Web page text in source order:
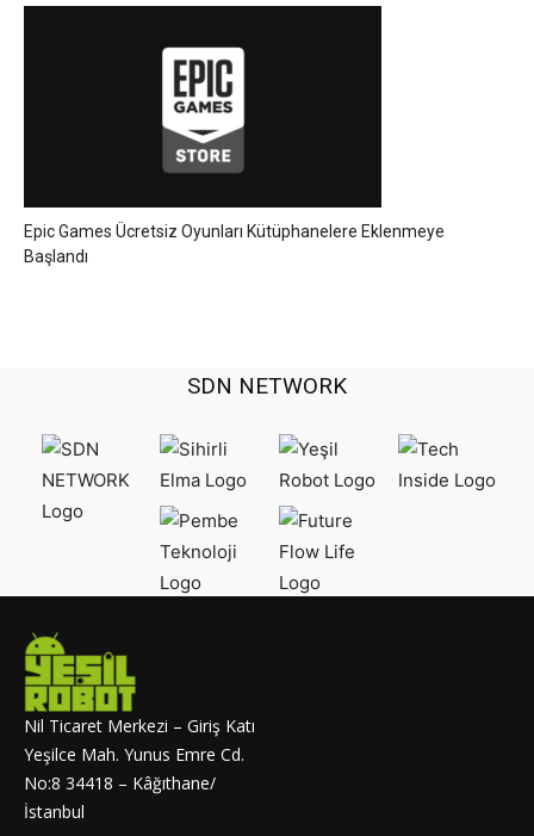
Epic Games Ücretsiz Oyunları Kütüphanelere Eklenmeye
Başlandı
SDN NETWORK
Nil Ticaret Merkezi – Giriş Katı
Yeşilce Mah. Yunus Emre Cd.
No:8 34418 – Kâğıthane/
İstanbul